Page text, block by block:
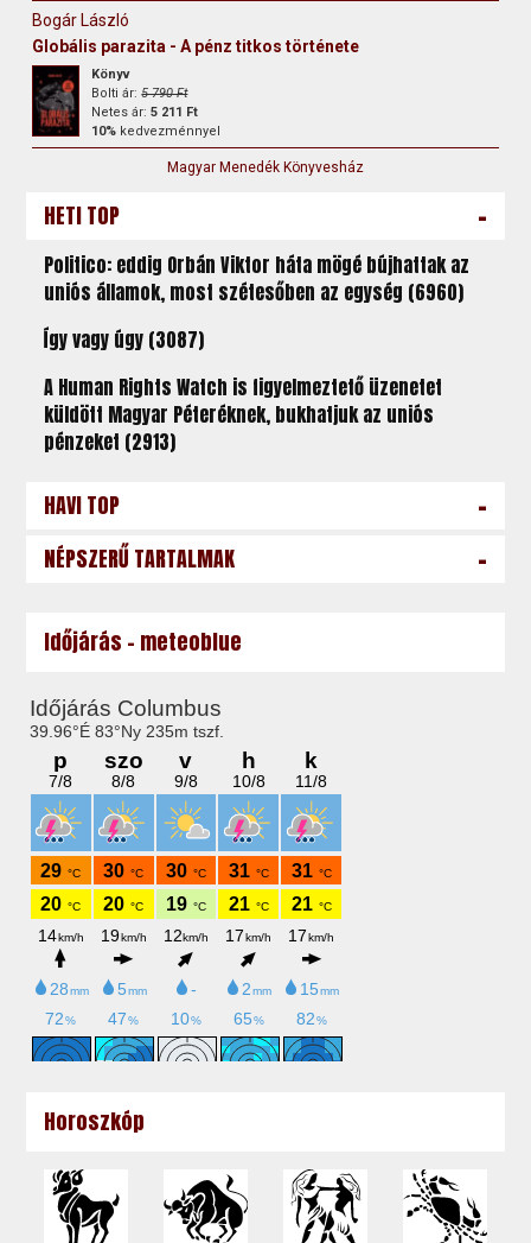
Bogár László
Globális parazita - A pénz titkos története
Könyv
Bolti ár:5 790 Ft
Netes ár:5 211 Ft
10% kedvezménnyel
Magyar Menedék Könyvesház
HETI TOP -
Politico: eddig Orbán Viktor háta mögé bújhattak az
uniós államok, most szétesőben az egység (6960)
Így vagy úgy (3087)
A Human Rights Watch is figyelmeztető üzenetet
küldött Magyar Péteréknek, bukhatjuk az uniós
pénzeket (2913)
HAVI TOP -
NÉPSZERŰ TARTALMAK -
Időjárás - meteoblue
Horoszkóp